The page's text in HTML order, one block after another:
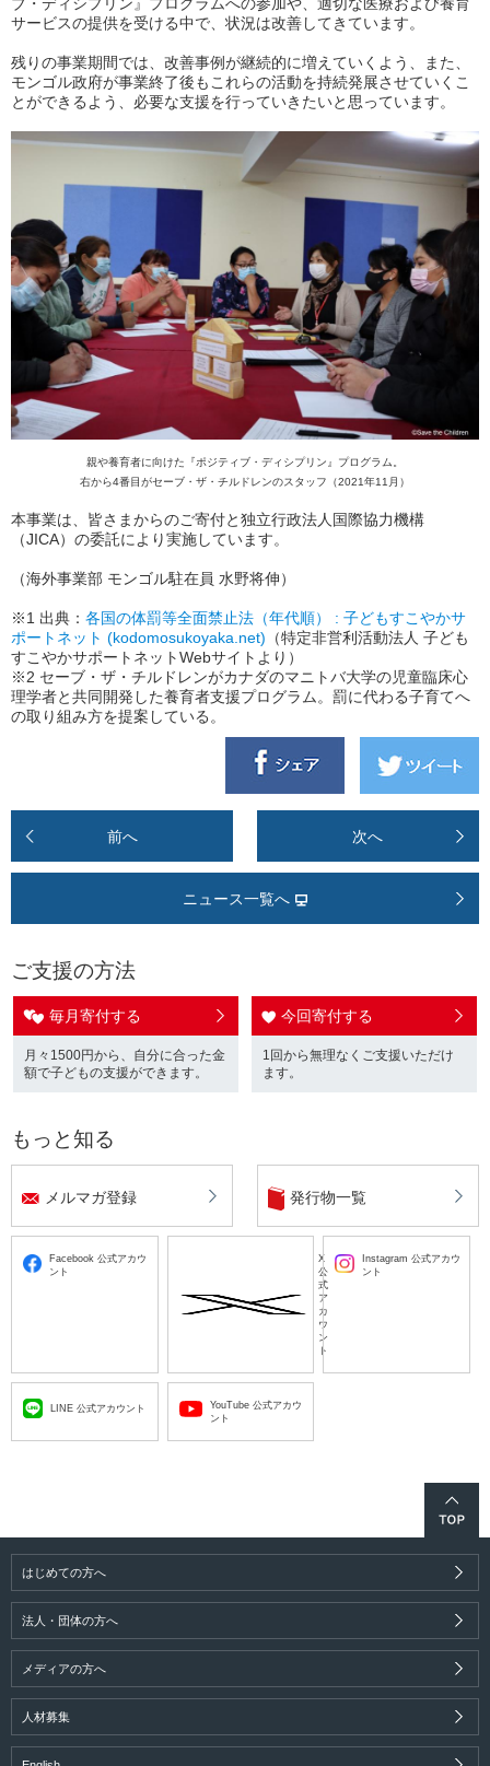
サービスの提供を受ける中で、状況は改善してきています。
残りの事業期間では、改善事例が継続的に増えていくよう、また、
モンゴル政府が事業終了後もこれらの活動を持続発展させていくこ
とができるよう、必要な支援を行っていきたいと思っています。
親や養育者に向けた『ポジティブ・ディシプリン』プログラム。
右から4番目がセーブ・ザ・チルドレンのスタッフ（2021年11月）
本事業は、皆さまからのご寄付と独立行政法人国際協力機構
（JICA）の委託により実施しています。
（海外事業部 モンゴル駐在員 水野将伸）
※1 出典： 各国の体罰等全面禁止法（年代順） : 子どもすこやかサ
ポートネット (kodomosukoyaka.net) （特定非営利活動法人 子ども
すこやかサポートネットWebサイトより）
※2 セーブ・ザ・チルドレンがカナダのマニトバ大学の児童臨床心
理学者と共同開発した養育者支援プログラム。罰に代わる子育てへ
の取り組み方を提案している。
前へ 次へ
ニュース一覧へ
ご支援の方法
毎月寄付する
月々1500円から、自分に合った金
額で子どもの支援ができます。
今回寄付する
1回から無理なくご支援いただけ
ます。
もっと知る
メルマガ登録 発行物一覧
Facebook 公式アカウ
ント
X
公
式
ア
カ
ウ
ン
ト
Instagram 公式アカウ
ント
LINE 公式アカウント
YouTube 公式アカウ
ント
はじめての方へ
法人・団体の方へ
メディアの方へ
人材募集